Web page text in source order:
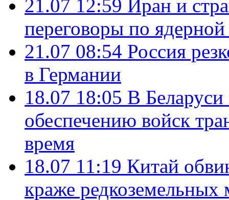
21.07 12:59 Иран и
переговоры по
21.07 08:54 Россия
в Германии
18.07 18:05 В
обеспечению войск
время
18.07 11:19 Китай
краже редкоземельных